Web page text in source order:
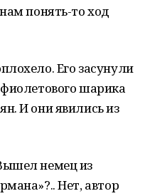
понять-то ход
Его засунули
шарика
И они явились из
немец из
Нет, автор